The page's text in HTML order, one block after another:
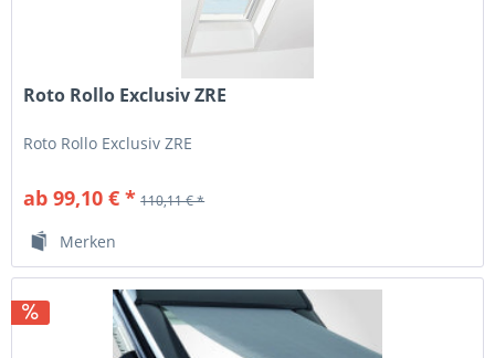
Roto Rollo Exclusiv ZRE
Roto Rollo Exclusiv ZRE
ab 99,10 € * 110,11 € *
Merken